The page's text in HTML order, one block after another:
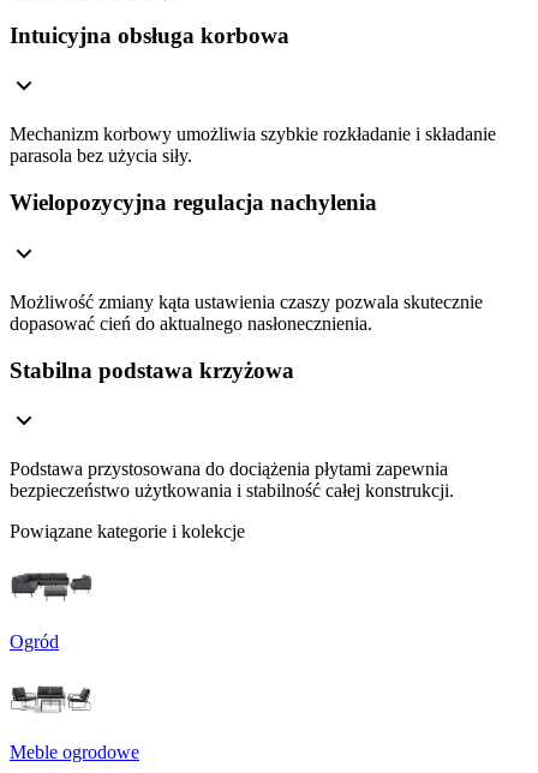
Intuicyjna obsługa korbowa
Mechanizm korbowy umożliwia szybkie rozkładanie i składanie
parasola bez użycia siły.
Wielopozycyjna regulacja nachylenia
Możliwość zmiany kąta ustawienia czaszy pozwala skutecznie
dopasować cień do aktualnego nasłonecznienia.
Stabilna podstawa krzyżowa
Podstawa przystosowana do dociążenia płytami zapewnia
bezpieczeństwo użytkowania i stabilność całej konstrukcji.
Powiązane kategorie i kolekcje
Ogród
Meble ogrodowe